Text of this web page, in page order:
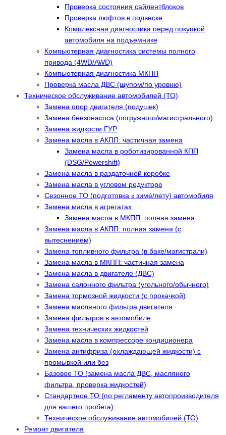
Проверка состояния сайлентблоков
Проверка люфтов в подвеске
Комплексная диагностика перед покупкой
автомобиля на подъемнике
Компьютерная диагностика системы полного
привода (4WD/AWD)
Компьютерная диагностика МКПП
Проверка масла ДВС (щупом/по уровню)
Техническое обслуживание автомобилей (ТО)
Замена опор двигателя (подушек)
Замена бензонасоса (погружного/магистрального)
Замена жидкости ГУР
Замена масла в АКПП: частичная замена
Замена масла в роботизированной КПП
(DSG/Powershift)
Замена масла в раздаточной коробке
Замена масла в угловом редукторе
Сезонное ТО (подготовка к зиме/лету) автомобиля
Замена масла в агрегатах
Замена масла в МКПП: полная замена
Замена масла в АКПП: полная замена (с
вытеснением)
Замена топливного фильтра (в баке/магистрали)
Замена масла в МКПП: частичная замена
Замена масла в двигателе (ДВС)
Замена салонного фильтра (угольного/обычного)
Замена тормозной жидкости (с прокачкой)
Замена масляного фильтра двигателя
Замена фильтров в автомобиле
Замена технических жидкостей
Замена масла в компрессоре кондиционера
Замена антифриза (охлаждающей жидкости) с
промывкой или без
Базовое ТО (замена масла ДВС, масляного
фильтра, проверка жидкостей)
Стандартное ТО (по регламенту автопроизводителя
для вашего пробега)
Техническое обслуживание автомобилей (ТО)
Ремонт двигателя